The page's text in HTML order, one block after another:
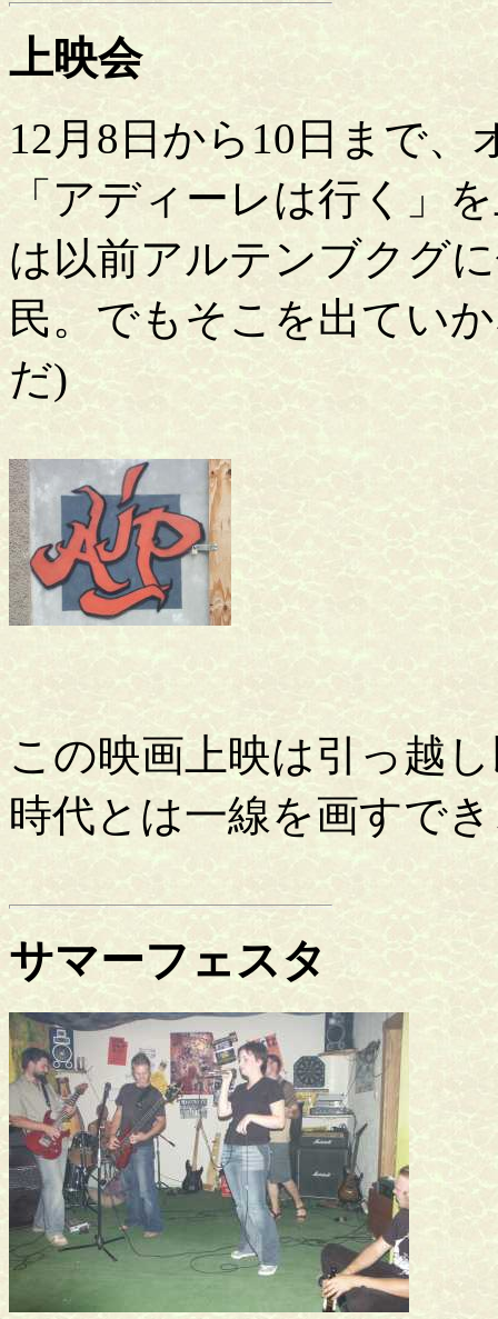
上映会
12月8日から10日まで
「アディーレは行く」
は以前アルテンブクグ
民。でもそこを出てい
だ)
この映画上映は引っ越
時代とは一線を画すで
サマーフェスタ